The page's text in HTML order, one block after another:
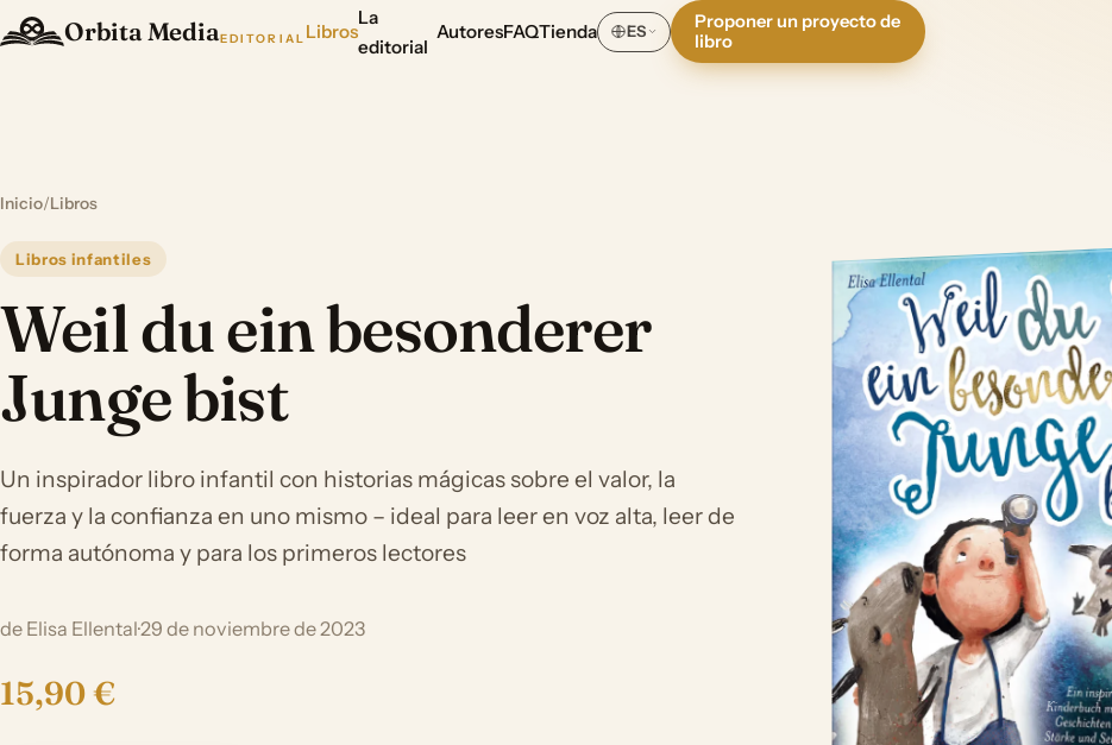
Orbita MediaEDITORIAL Libros
La
editorial
AutoresFAQTienda ES
Proponer un proyecto de
libro
Inicio/Libros
Libros infantiles
Weil du ein besonderer
Junge bist
Un inspirador libro infantil con historias mágicas sobre el valor, la
fuerza y la confianza en uno mismo – ideal para leer en voz alta, leer de
forma autónoma y para los primeros lectores
de Elisa Ellental·29 de noviembre de 2023
15,90 €